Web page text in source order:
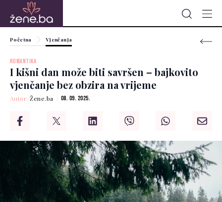
Početna Vjenčanja
ROMANTIKA
I kišni dan može biti savršen – bajkovito
vjenčanje bez obzira na vrijeme
Autor:Žene.ba 08. 09. 2025.